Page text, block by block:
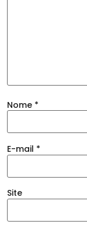
Nome *
E-mail *
Site